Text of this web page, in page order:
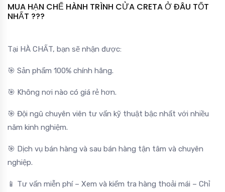
MUA HẠN CHẾ HÀNH TRÌNH CỬA CRETA Ở ĐÂU TỐT
NHẤT ???
Tại HÀ CHẤT, bạn sẽ nhận được:
🎯 Sản phẩm 100% chính hãng.
🎯 Không nơi nào có giá rẻ hơn.
🎯 Đội ngũ chuyên viên tư vấn kỹ thuật bậc nhất với nhiều
năm kinh nghiệm.
🎯 Dịch vụ bán hàng và sau bán hàng tận tâm và chuyên
nghiệp.
📱 Tư vấn miễn phí – Xem và kiểm tra hàng thoải mái – Chỉ